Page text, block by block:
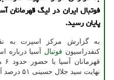
فوتبال ایران در لیگ قهرمانان
پایان رسید.
به گزارش مركز اسپرت به
كنفدراسیون فوتبال آسیا درباره
نهایت سید جلال حسینی ۵۱ درصد آرا را به خود اختصاص داد.